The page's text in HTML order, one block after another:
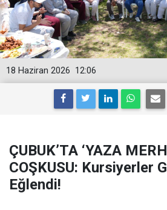
12:06
18 Haziran 2026
ÇUBUK’TA ‘YAZA
COŞKUSU: Kursiyerler
Eğlendi!